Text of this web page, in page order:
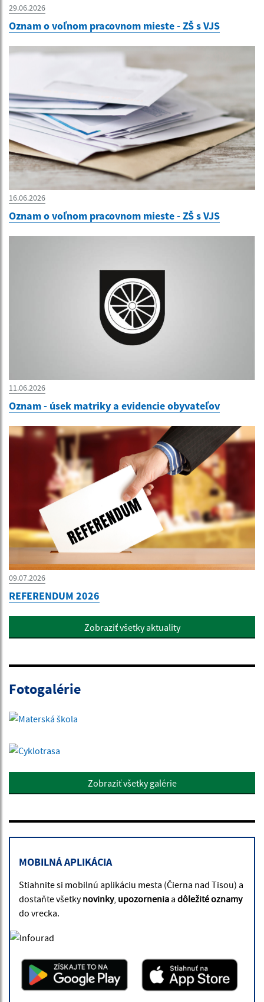
29.06.2026
Oznam o voľnom pracovnom mieste - ZŠ s VJS
16.06.2026
Oznam o voľnom pracovnom mieste - ZŠ s VJS
11.06.2026
Oznam - úsek matriky a evidencie obyvateľov
09.07.2026
REFERENDUM 2026
Zobraziť všetky aktuality
Fotogalérie
Zobraziť všetky galérie
MOBILNÁ APLIKÁCIA
Stiahnite si mobilnú aplikáciu mesta (Čierna nad Tisou) a
dostaňte všetkynovinky, upozornenia a dôležité oznamy
do vrecka.